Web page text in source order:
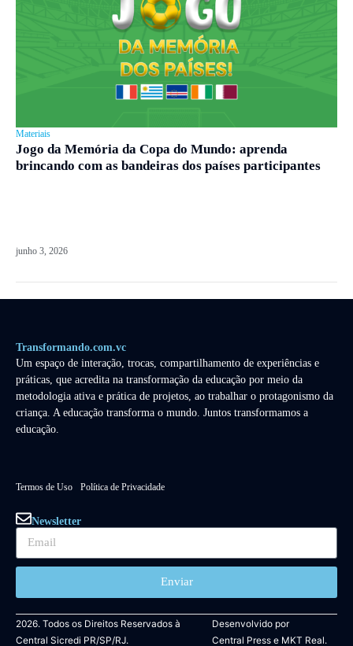
Materiais
Jogo da Memória da Copa do Mundo: aprenda
brincando com as bandeiras dos países participantes
junho 3, 2026
Transformando.com.vc
Um espaço de interação, trocas, compartilhamento de experiências e
práticas, que acredita na transformação da educação por meio da
metodologia ativa e prática de projetos, ao trabalhar o protagonismo da
criança. A educação transforma o mundo. Juntos transformamos a
educação.
Termos de Uso Política de Privacidade
Newsletter
Enviar
2026. Todos os Direitos Reservados à
Central Sicredi PR/SP/RJ.
Desenvolvido por
Central Presse MKT Real.